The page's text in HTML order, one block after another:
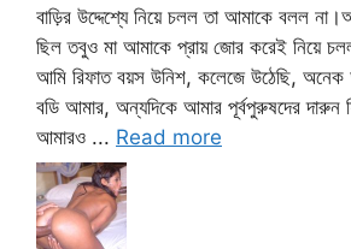
বাড়ির উদ্দেশ্যে নিয়ে চলল তা আমাকে বলল
ছিল তবুও মা আমাকে প্রায় জোর করেই নিয়ে চলল
আমি রিফাত বয়স উনিশ, কলেজে উঠেছি,
বডি আমার, অন্যদিকে আমার পূর্বপুরুষদের দারুন
আমারও ... Read more